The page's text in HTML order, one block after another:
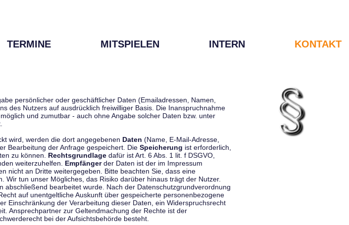
TERMINE MITSPIELEN INTERN KONTAKT
persönlicher oder geschäftlicher Daten (Emailadressen, Namen,
des Nutzers auf ausdrücklich freiwilliger Basis. Die Inanspruchnahme
und zumutbar - auch ohne Angabe solcher Daten bzw. unter
wird, werden die dort angegebenen Daten (Name, E-Mail-Adresse,
Bearbeitung der Anfrage gespeichert. Die Speicherung ist erforderlich,
zu können. Rechtsgrundlage dafür ist Art. 6 Abs. 1 lit. f DSGVO,
weiterzuhelfen. Empfängerder Daten ist der im Impressum
nicht an Dritte weitergegeben. Bitte beachten Sie, dass eine
tun unser Mögliches, das Risiko darüber hinaus trägt der Nutzer.
abschließend bearbeitet wurde. Nach der Datenschutzgrundverordnung
auf unentgeltliche Auskunft über gespeicherte personenbezogene
Einschränkung der Verarbeitung dieser Daten, ein Widerspruchsrecht
Ansprechpartner zur Geltendmachung der Rechte ist der
bei der Aufsichtsbehörde besteht.